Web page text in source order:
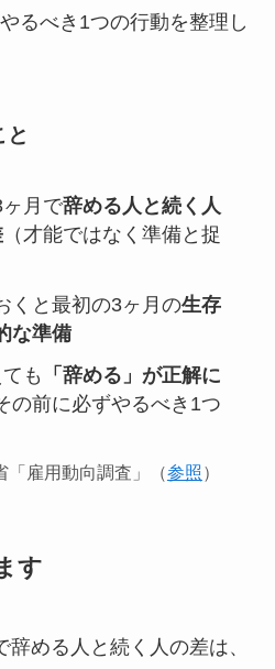
るべき1つの行動を整理し
と
月で辞める人と続く人
（才能ではなく準備と捉
くと最初の3ヶ月の生存
な準備
も
「辞める」が正解に
の前に必ずやるべき1つ
「雇用動向調査」（参照）
す
める人と続く人の差は、